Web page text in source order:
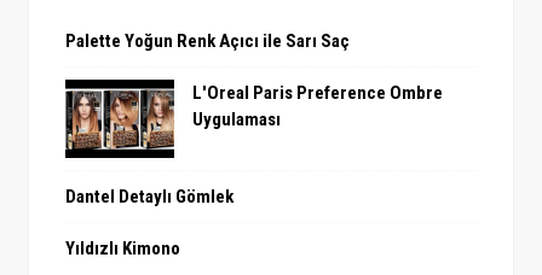
Palette Yoğun Renk Açıcı ile Sarı Saç
L'Oreal Paris Preference Ombre
Uygulaması
Dantel Detaylı Gömlek
Yıldızlı Kimono